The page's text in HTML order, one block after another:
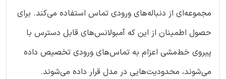
مجموعه‌ای از دنباله‌های ورودی تماس استفاده می‌کند. برای
حصول اطمینان از این که آمبولانس‌های قابل دسترس با
پیروی خط‌مشی اعزام به تماس‌های ورودی تخصیص داده
می‌شوند، محدودیت‌هایی در مدل قرار داده می‌شوند.